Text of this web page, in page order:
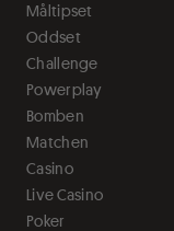
Måltipset
Oddset
Challenge
Powerplay
Bomben
Matchen
Casino
Live Casino
Poker